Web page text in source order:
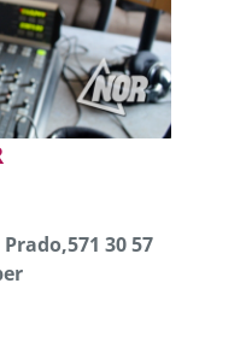
30 57
,+995 551 08 62